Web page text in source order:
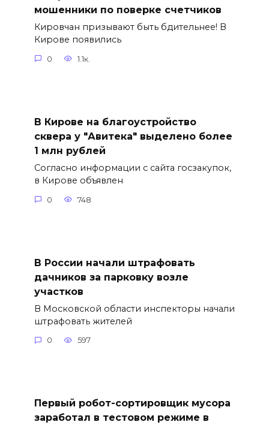
мошенники по поверке счетчиков
Кировчан призывают быть бдительнее! В
Кирове появились
0 1.1к.
В Кирове на благоустройство
сквера у "Авитека" выделено более
1 млн рублей
Согласно информации с сайта госзакупок,
в Кирове объявлен
0 748
В России начали штрафовать
дачников за парковку возле
участков
В Московской области инспекторы начали
штрафовать жителей
0 597
Первый робот-сортировщик мусора
заработал в тестовом режиме в